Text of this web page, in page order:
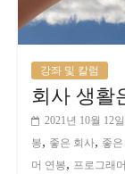
강좌 및 칼럼
회사 생활
2021년 10월 12일
봉, 좋은 회사, 좋
머 연봉, 프로그래